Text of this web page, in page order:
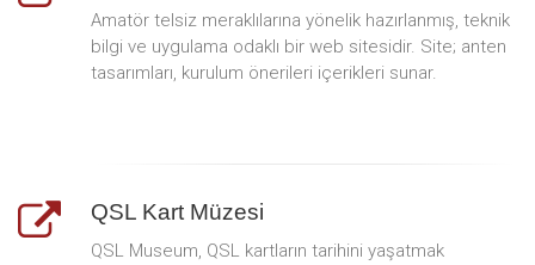
Amatör telsiz meraklılarına yönelik hazırlanmış, teknik
bilgi ve uygulama odaklı bir web sitesidir. Site; anten
tasarımları, kurulum önerileri içerikleri sunar.
QSL Kart Müzesi
QSL Museum, QSL kartların tarihini yaşatmak